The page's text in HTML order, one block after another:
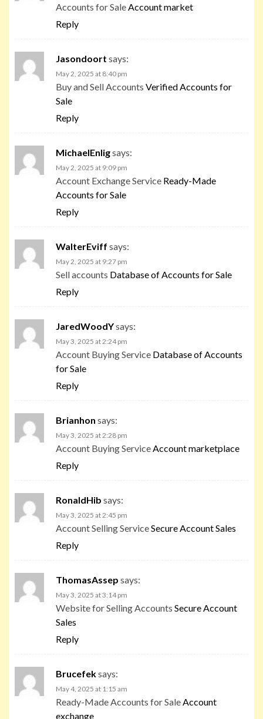
Accounts for Sale Account market
Reply
Jasondoort says:
May 2, 2025 at 8:40 pm
Buy and Sell Accounts Verified Accounts for
Sale
Reply
MichaelEnligsays:
May 2, 2025 at 9:09 pm
Account Exchange Service Ready-Made
Accounts for Sale
Reply
WalterEviff says:
May 2, 2025 at 9:27 pm
Sell accounts Database of Accounts for Sale
Reply
JaredWoodYsays:
May 3, 2025 at 2:24 pm
Account Buying Service Database of Accounts
for Sale
Reply
Brianhon says:
May 3, 2025 at 2:28 pm
Account Buying Service Account marketplace
Reply
RonaldHib says:
May 3, 2025 at 2:45 pm
Account Selling ServiceSecure Account Sales
Reply
ThomasAssep says:
May 3, 2025 at 3:14 pm
Website for Selling Accounts Secure Account
Sales
Reply
Brucefeksays:
May 4, 2025 at 1:15 am
Ready-Made Accounts for Sale Account
exchange